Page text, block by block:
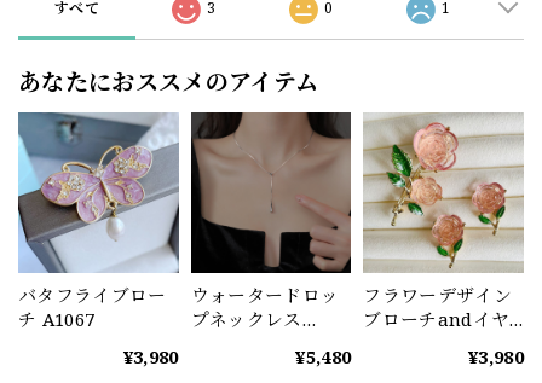
すべて 3 0 1
あなたにおススメのアイテム
バタフライブロー
チ A1067
¥3,980
ウォータードロッ
プネックレス
¥5,480
フラワーデザイン
ブローチandイヤ
¥3,980